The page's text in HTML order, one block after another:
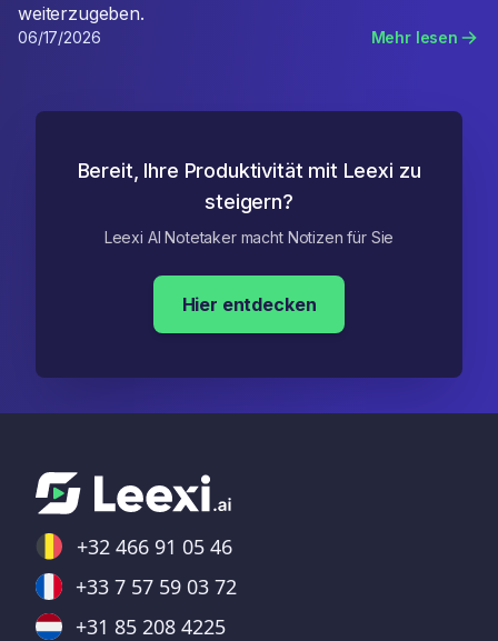
weiterzugeben.
06/17/2026 Mehr lesen
Bereit, Ihre Produktivität mit Leexi zu
steigern?
Leexi AI Notetaker macht Notizen für Sie
Hier entdecken
+32 466 91 05 46
+33 7 57 59 03 72
+31 85 208 4225